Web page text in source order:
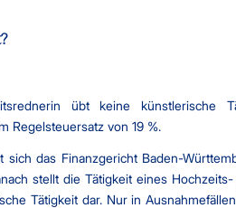
übt keine künstlerische
Regelsteuersatz von 19 %.
sich das Finanzgericht Baden-
stellt die Tätigkeit eines
Tätigkeit dar. Nur in